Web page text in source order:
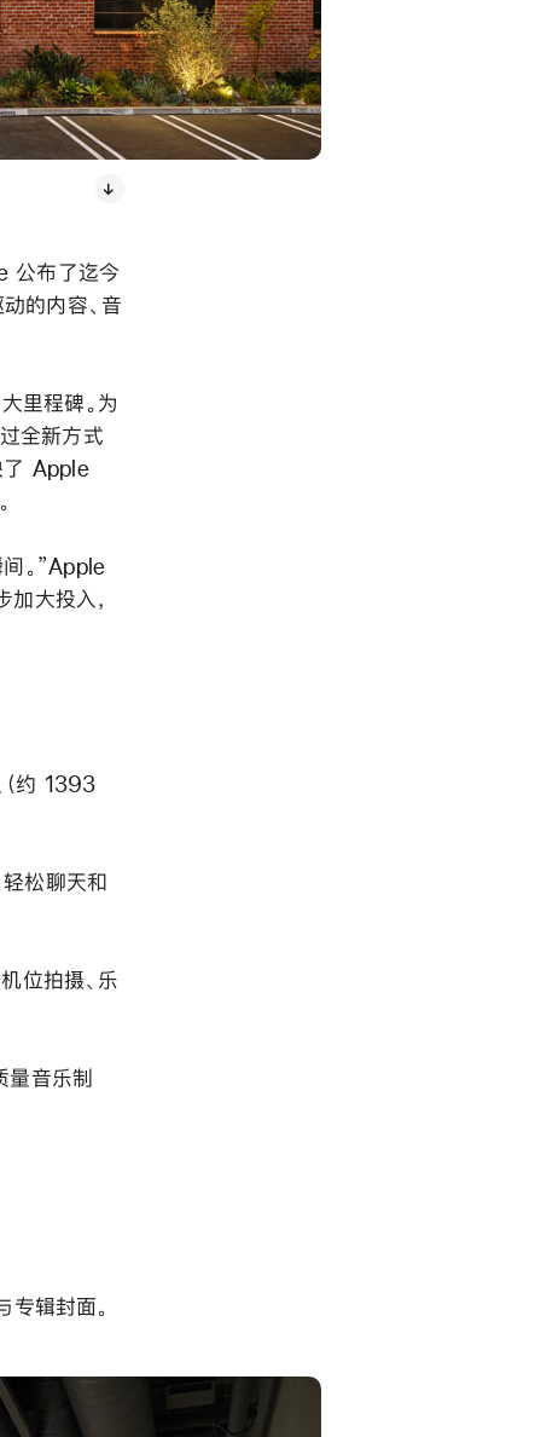
公布了迄今
的内容、音
里程碑。为
全新方式
了 Apple
。”Apple
大投入，
约 1393
轻松聊天和
位拍摄、乐
音乐制
辑封面。